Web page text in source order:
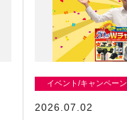
イベント/キャンペーン
2026.07.02